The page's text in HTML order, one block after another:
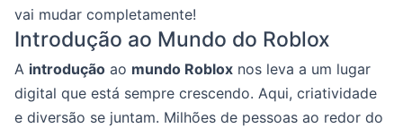
vai mudar completamente!
Introdução ao Mundo do Roblox
A introdução ao mundo Roblox nos leva a um lugar
digital que está sempre crescendo. Aqui, criatividade
e diversão se juntam. Milhões de pessoas ao redor do